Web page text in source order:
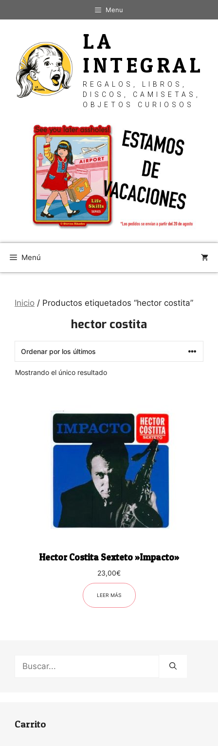
al
Menu
LA
INTEGRAL
REGALOS, LIBROS,
DISCOS, CAMISETAS,
OBJETOS CURIOSOS
Menú
Inicio / Productos etiquetados “hector costita”
hector costita
Mostrando el único resultado
Hector Costita Sexteto ‎»Impacto»
23,00€
LEER MÁS
Carrito